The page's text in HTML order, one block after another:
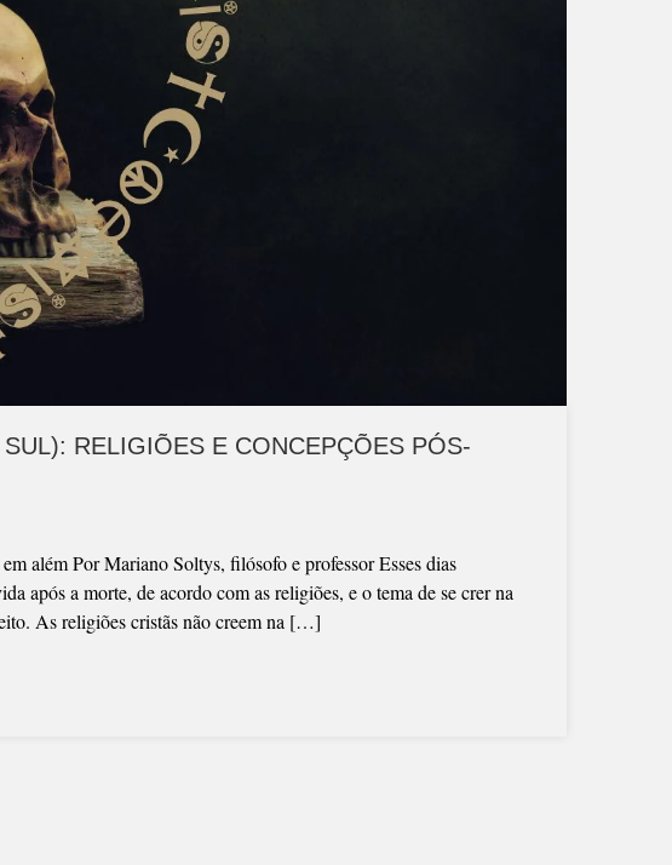
RELIGIÕES E CONCEPÇÕES PÓS-
além Por Mariano Soltys, filósofo e professor Esses dias
após a morte, de acordo com as religiões, e o tema de se crer na
As religiões cristãs não creem na […]